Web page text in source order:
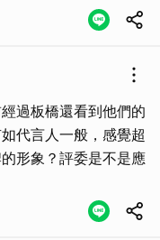
過板橋還看到他們的
代言人一般，感覺超
形象？評委是不是應